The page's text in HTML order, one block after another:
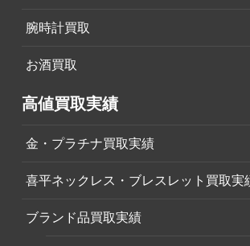
腕時計買取
お酒買取
高値買取実績
金・プラチナ買取実績
喜平ネックレス・ブレスレット買取実
ブランド品買取実績